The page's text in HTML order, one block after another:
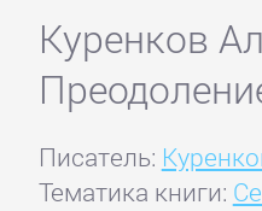
Куренков
Писатель:
Тематика книги: